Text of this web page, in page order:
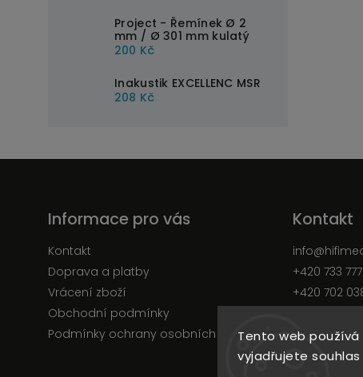
Tento web
vyjadřujete
Project - Řemínek Ø 2
mm / Ø 301 mm kulatý
200 Kč
Inakustik EXCELLENC MSR
208 Kč
Informace pro vás
Kontakt
Doprava a platby
Vrácení zboží
Obchodní podmínky
Podmínky ochrany osobních údajů
Kontakt
info@
+420 733
+420 702